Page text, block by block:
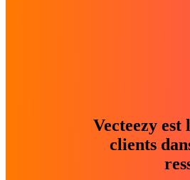
Vecteezy est
clients